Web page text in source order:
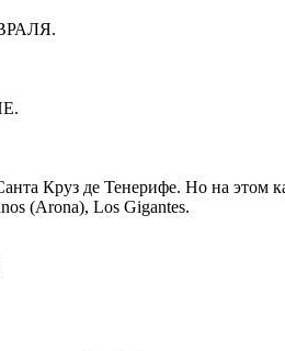
Круз де Тенерифе. Но на этом
(Arona), Los Gigantes.